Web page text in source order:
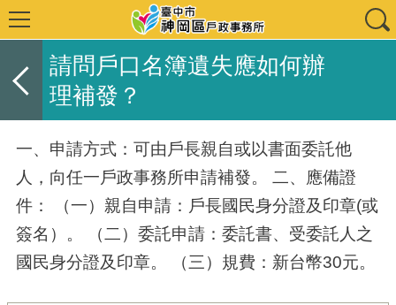
請問戶口名簿遺失應如何辦
理補發？
一、申請方式：可由戶長親自或以書面委託他
人，向任一戶政事務所申請補發。 二、應備證
件： （一）親自申請：戶長國民身分證及印章(或
簽名）。 （二）委託申請：委託書、受委託人之
國民身分證及印章。 （三）規費：新台幣30元。